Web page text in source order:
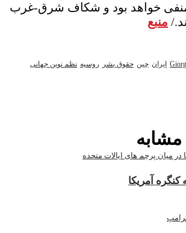
منفی خواهد بود و شکاف شرق-غرب
منبع
ایران چین حقوق بشر روسیه نظم نوین جهانی
کنگره آمریکا